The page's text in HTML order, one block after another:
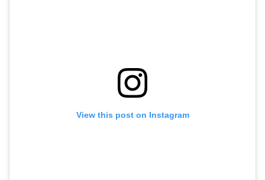
View this post on Instagram